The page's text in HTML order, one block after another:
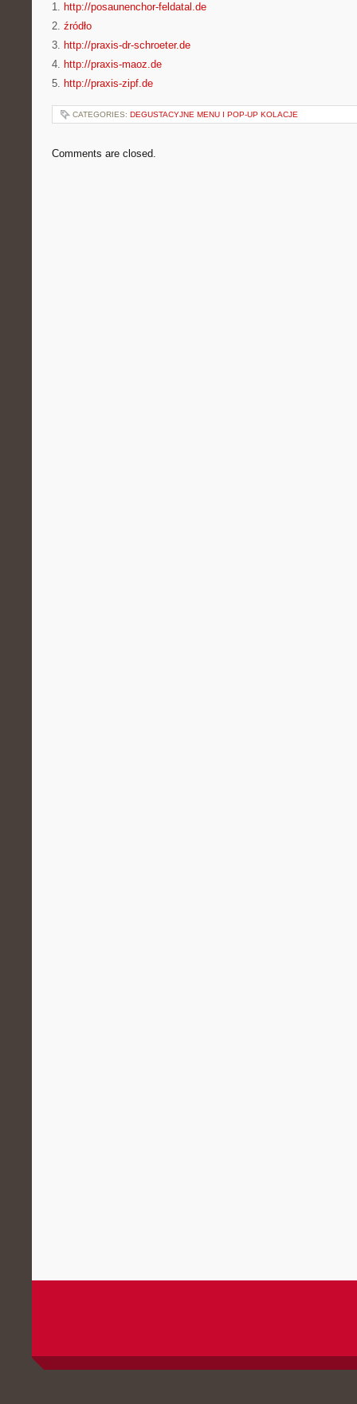
1. http://posaunenchor-feldatal.de
2. źródło
3. http://praxis-dr-schroeter.de
4. http://praxis-maoz.de
5. http://praxis-zipf.de
CATEGORIES: DEGUSTACYJNE MENU I POP-UP KOLACJE
Comments are closed.